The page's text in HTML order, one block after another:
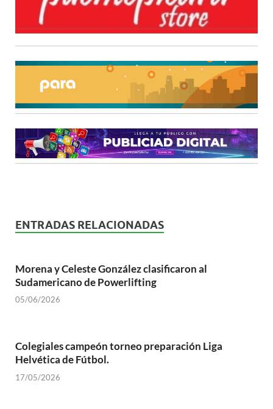
ENTRADAS RELACIONADAS
Morena y Celeste González clasificaron al
Sudamericano de Powerlifting
05/06/2026
Colegiales campeón torneo preparación Liga
Helvética de Fútbol.
17/05/2026